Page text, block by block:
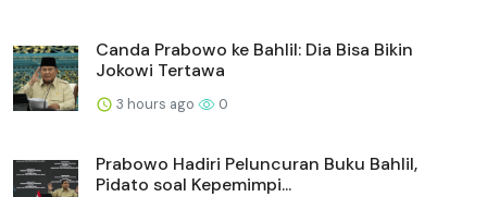
Canda Prabowo ke Bahlil: Dia Bisa Bikin
Jokowi Tertawa
3 hours ago 0
Prabowo Hadiri Peluncuran Buku Bahlil,
Pidato soal Kepemimpi...